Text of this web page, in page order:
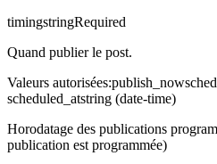
timingstringRequired
Quand publier le post.
Valeurs autorisées:publish_now
scheduled_atstring (date-time)
Horodatage des publications
publication est programmée)